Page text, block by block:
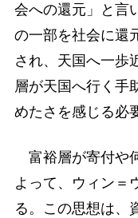
会への還元」と言
の一部を社会に還
され、天国へ一歩
層が天国へ行く手
めたさを感じる必
富裕層が寄付や
よって、ウィン＝
る。この思想は、